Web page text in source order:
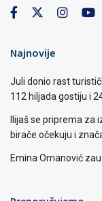
Najnovije
Juli donio rast
112 hiljada gostiju i
Ilijaš se priprema za
birače očekuju i
Emina Omanović